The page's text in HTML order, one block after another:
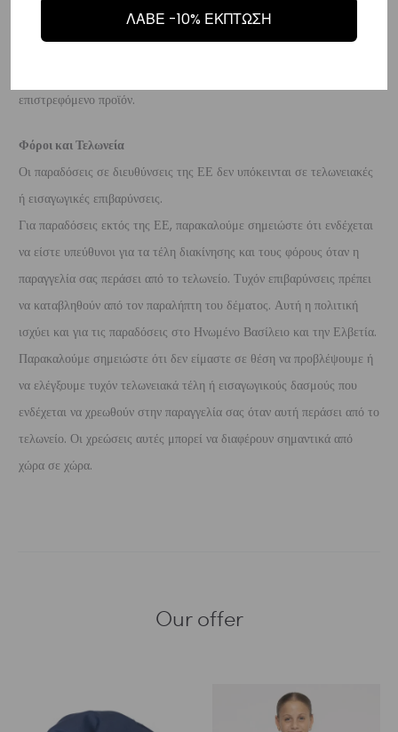
επιβαρύνουν τον πελάτη. Τα χρήματα θα αποσταλούν σε ένα
τραπεζικό λογαριασμό (Εθνικής, Alpha, Πειραιώς ή Eurobank) που
επιστρεφόμενο προϊόν.
Φόροι και Τελωνεία
Οι παραδόσεις σε διευθύνσεις της ΕΕ δεν υπόκεινται σε τελωνειακές
ή εισαγωγικές επιβαρύνσεις.
Για παραδόσεις εκτός της ΕΕ, παρακαλούμε σημειώστε ότι ενδέχεται
να είστε υπεύθυνοι για τα τέλη διακίνησης και τους φόρους όταν η
παραγγελία σας περάσει από το τελωνείο. Τυχόν επιβαρύνσεις πρέπει
να καταβληθούν από τον παραλήπτη του δέματος. Αυτή η πολιτική
ισχύει και για τις παραδόσεις στο Ηνωμένο Βασίλειο και την Ελβετία.
Παρακαλούμε σημειώστε ότι δεν είμαστε σε θέση να προβλέψουμε ή
να ελέγξουμε τυχόν τελωνειακά τέλη ή εισαγωγικούς δασμούς που
ενδέχεται να χρεωθούν στην παραγγελία σας όταν αυτή περάσει από το
τελωνείο. Οι χρεώσεις αυτές μπορεί να διαφέρουν σημαντικά από
χώρα σε χώρα.
Our offer
ΛΑΒΕ -10% ΕΚΠΤΩΣΗ